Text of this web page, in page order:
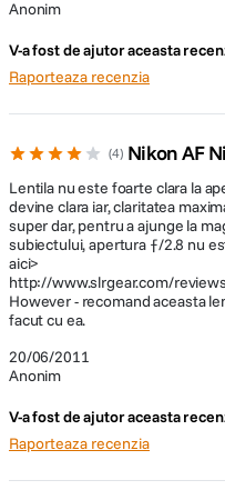
Anonim
V-a fost de ajutor aceasta
Raporteaza recenzia
4 Nikon AF
20/06/2011
Anonim
Lentila nu este foarte clara la
devine clara iar, claritatea
super dar, pentru a ajunge la
subiectului, apertura ƒ/2.8 nu
aici>
http://www.slrgear.com/
However - recomand aceasta
facut cu ea.
V-a fost de ajutor aceasta
Raporteaza recenzia